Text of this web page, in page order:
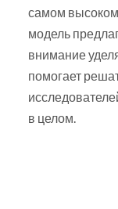
самом высоком
модель
внимание
помогает
в целом.